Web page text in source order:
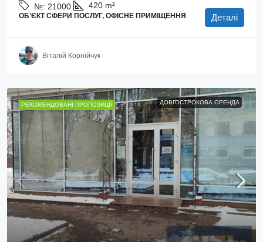
№: 21000 420 m²
ОБ'ЄКТ СФЕРИ ПОСЛУГ, ОФІСНЕ ПРИМІЩЕННЯ Деталі
Віталій Корнійчук
РЕКОМЕНДОВАНІ ПРОПОЗИЦІЇ ДОВГОСТРОКОВА ОРЕНДА